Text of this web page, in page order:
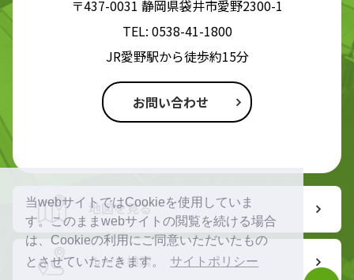
当webサイトではCookieを使用していま
す。このままwebサイトの閲覧を続ける場合
は、Cookieの利用にご同意いただいたもの
とさせていただきます。
サイトポリシー
〒437-0031 静岡県袋井市愛野2300-1
TEL: 0538-41-1800
JR愛野駅から徒歩約15分
お問い合わせ
地図を見る
ルート検索